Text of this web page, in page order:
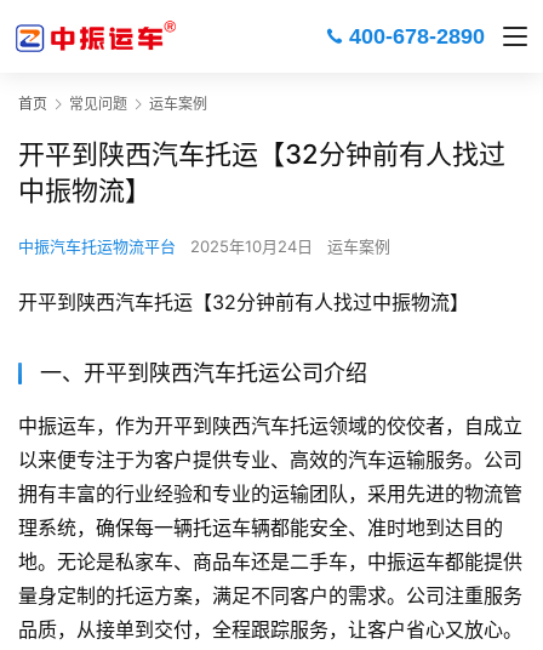
400-678-2890
首页 常见问题 运车案例
开平到陕西汽车托运【32分钟前有人找过
中振物流】
中振汽车托运物流平台 2025年10月24日 运车案例
开平到陕西汽车托运【32分钟前有人找过中振物流】
一、开平到陕西汽车托运公司介绍
中振运车，作为开平到陕西汽车托运领域的佼佼者，自成立
以来便专注于为客户提供专业、高效的汽车运输服务。公司
拥有丰富的行业经验和专业的运输团队，采用先进的物流管
理系统，确保每一辆托运车辆都能安全、准时地到达目的
地。无论是私家车、商品车还是二手车，中振运车都能提供
量身定制的托运方案，满足不同客户的需求。公司注重服务
品质，从接单到交付，全程跟踪服务，让客户省心又放心。